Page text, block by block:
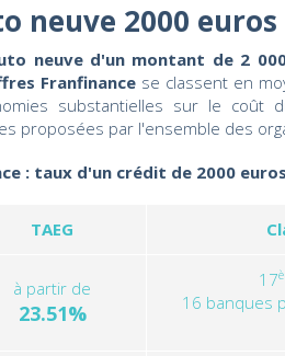
neuve 2000
neuve d'un montant de 2
Franfinance se classent en
substantielles sur le coût
proposées par l'ensemble des
: taux d'un crédit de 2000
TAEG
à partir de
23.51%
17
16 banques